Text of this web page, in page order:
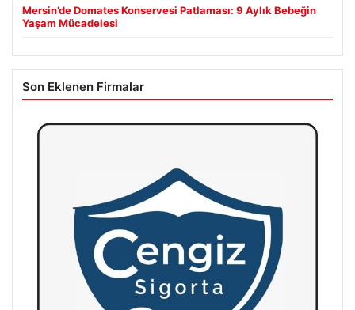
Mersin’de Domates Konservesi Patlaması: 9 Aylık Bebeğin
Yaşam Mücadelesi
Son Eklenen Firmalar